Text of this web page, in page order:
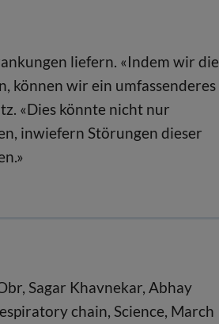
liefern. «Indem wir die
können wir ein umfassenderes
«Dies könnte nicht nur
inwiefern Störungen dieser
Sagar Khavnekar, Abhay
chain, Science, March